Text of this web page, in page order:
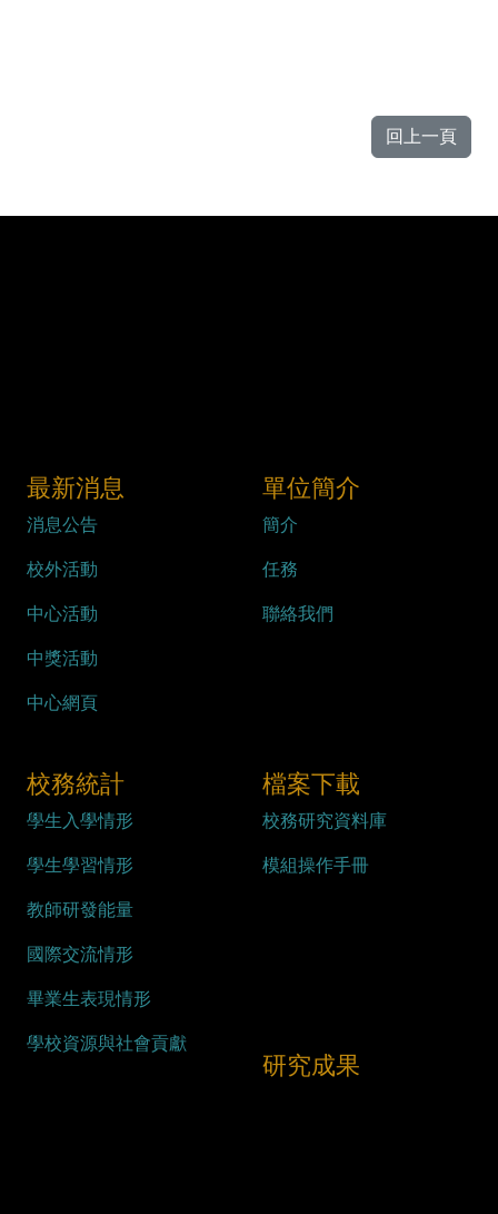
回上一頁
最新消息
消息公告
校外活動
中心活動
中獎活動
中心網頁
單位簡介
簡介
任務
聯絡我們
校務統計
學生入學情形
學生學習情形
教師研發能量
國際交流情形
畢業生表現情形
學校資源與社會貢獻
檔案下載
校務研究資料庫
模組操作手冊
研究成果